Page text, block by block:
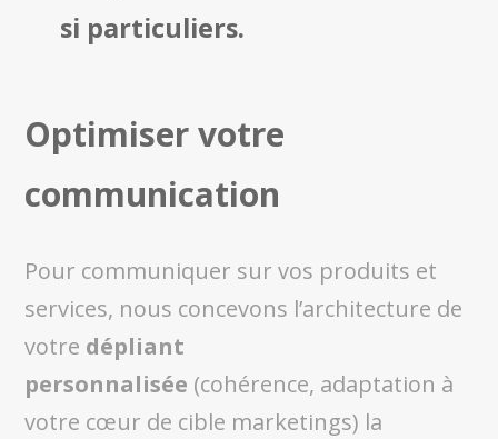
si particuliers.
Optimiser votre
communication
Pour communiquer sur vos produits et
services, nous concevons l’architecture de
votre dépliant
personnalisée (cohérence, adaptation à
votre cœur de cible marketings) la